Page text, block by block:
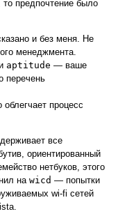
предпочтение было
и без меня. Не
менеджмента.
aptitude — ваше
перечень
процесс
все
ориентированный
нетбуков, этого
на wicd — попытки
wi-fi сетей